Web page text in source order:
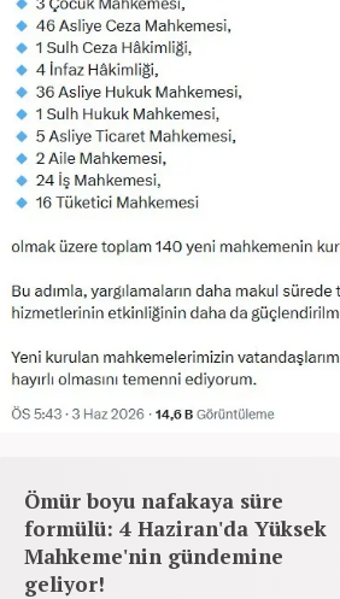
Ömür boyu nafakaya süre
formülü: 4 Haziran'da Yüksek
Mahkeme'nin gündemine
geliyor!